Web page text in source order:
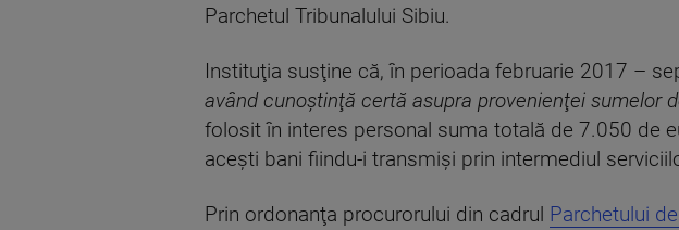
Parchetul Tribunalului Sibiu.
Instituţia susţine că, în perioada februarie 2017 –
având cunoştinţă certă asupra provenienţei sumelor
folosit în interes personal suma totală de 7.050 de
aceşti bani fiindu-i transmişi prin intermediul
Prin ordonanţa procurorului din cadrul Parchetului